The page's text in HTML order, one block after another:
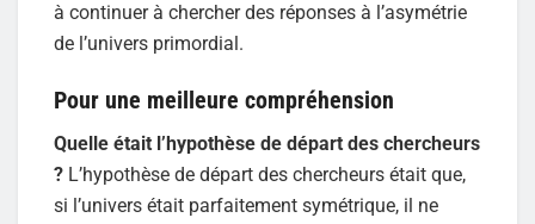
à continuer à chercher des réponses à l’asymétrie
de l’univers primordial.
Pour une meilleure compréhension
Quelle était l’hypothèse de départ des chercheurs
? L’hypothèse de départ des chercheurs était que,
si l’univers était parfaitement symétrique, il ne